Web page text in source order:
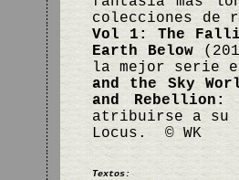
colecciones de
Vol 1: The
Earth Below
la mejor serie
and the Sky
and Rebellion:
atribuirse a su
Locus. © WK
Textos: